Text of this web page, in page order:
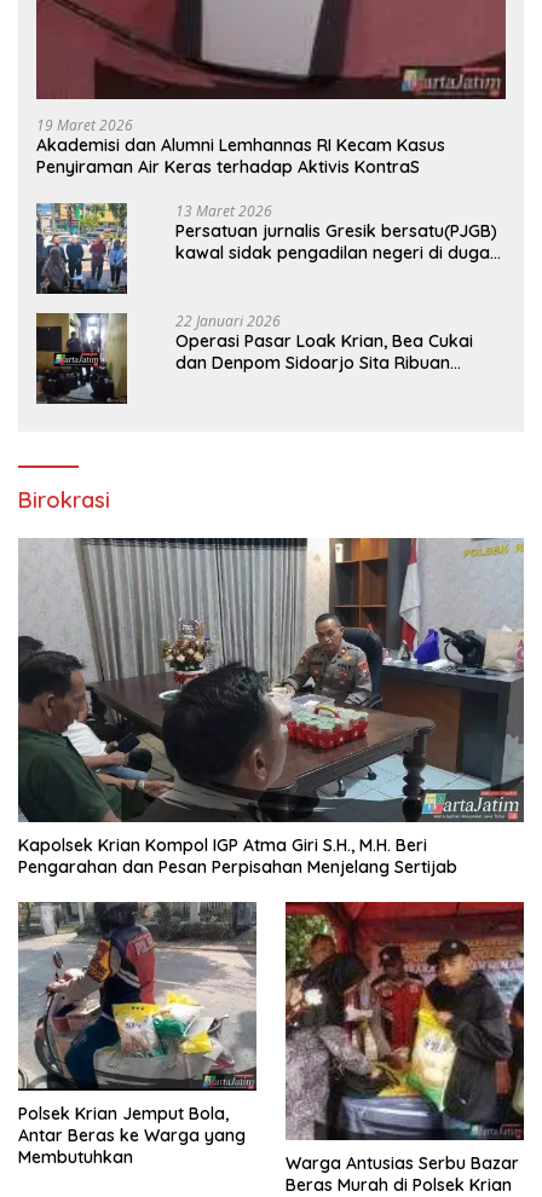
19 Maret 2026
Akademisi dan Alumni Lemhannas RI Kecam Kasus
Penyiraman Air Keras terhadap Aktivis KontraS
13 Maret 2026
Persatuan jurnalis Gresik bersatu(PJGB)
kawal sidak pengadilan negeri di duga
22 Januari 2026
Operasi Pasar Loak Krian, Bea Cukai
dan Denpom Sidoarjo Sita Ribuan
Birokrasi
Kapolsek Krian Kompol IGP Atma Giri S.H., M.H. Beri
Pengarahan dan Pesan Perpisahan Menjelang Sertijab
Polsek Krian Jemput Bola,
Antar Beras ke Warga yang
Membutuhkan
Warga Antusias Serbu Bazar
Beras Murah di Polsek Krian